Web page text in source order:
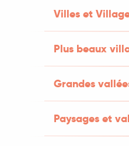
Villes et
Plus beaux
Grandes
Paysages et
- MJC
Rousseau, 46000